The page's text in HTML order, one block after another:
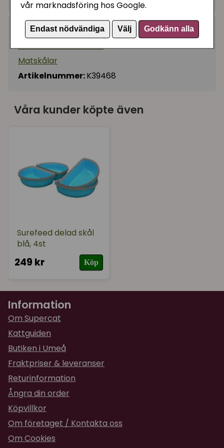
vår marknadsföring hos Google.
Endast nödvändiga Välj Godkänn alla
Kategorier:
Insatser till matskålar
Matskålar
Artikelnummer:K39468
Våra kunder köpte även
Surefeed delad skål
blå, 4st
249 kr Köp
Information
Om Supercat
Kattguiden
Butiken i Umeå
Fraktpriser & leveranser
Returinformation
Ångra din order
Köpvillkor
Om företaget / Kontakta oss
Om Cookies